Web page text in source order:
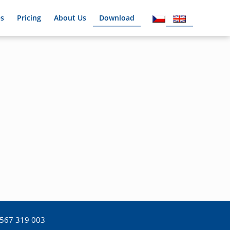
Pricing About Us Download
319 003